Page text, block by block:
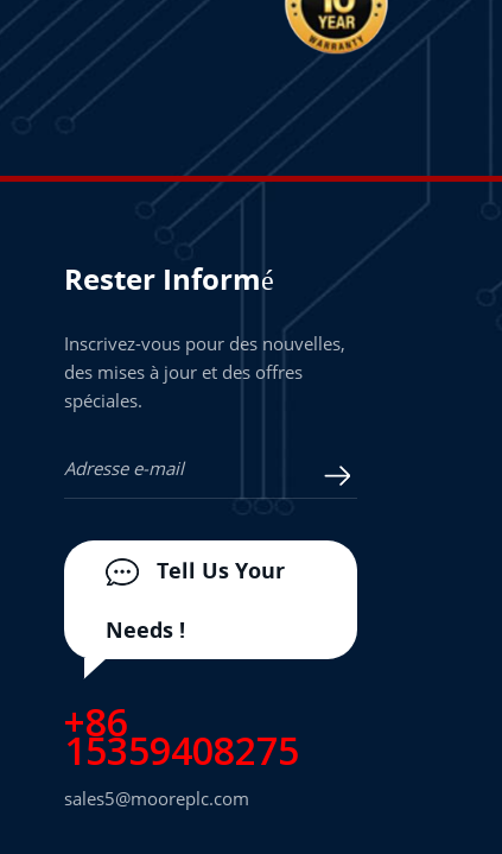
Rester Informé
Inscrivez-vous pour des nouvelles,
des mises à jour et des offres
spéciales.
Tell Us Your
Needs !
+86
15359408275
sales5@mooreplc.com